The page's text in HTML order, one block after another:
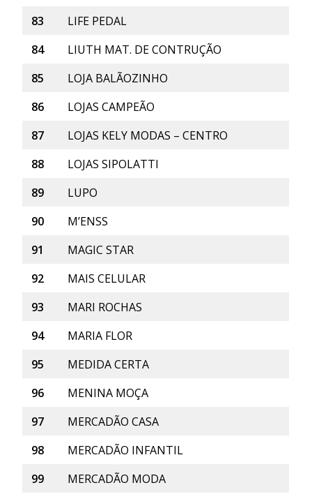
83
LIFE PEDAL
84
LIUTH MAT. DE CONTRUÇÃO
85
LOJA BALÃOZINHO
86
LOJAS CAMPEÃO
87
LOJAS KELY MODAS – CENTRO
88
LOJAS SIPOLATTI
89
LUPO
90
M’ENSS
91
MAGIC STAR
92
MAIS CELULAR
93
MARI ROCHAS
94
MARIA FLOR
95
MEDIDA CERTA
96
MENINA MOÇA
97
MERCADÃO CASA
98
MERCADÃO INFANTIL
99
MERCADÃO MODA